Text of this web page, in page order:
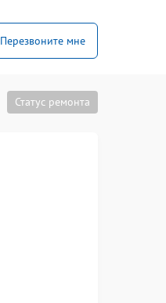
Перезвоните мне
Статус ремонта